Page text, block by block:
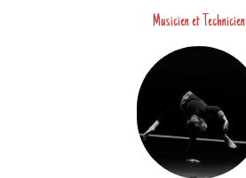
Musicien et Technicien